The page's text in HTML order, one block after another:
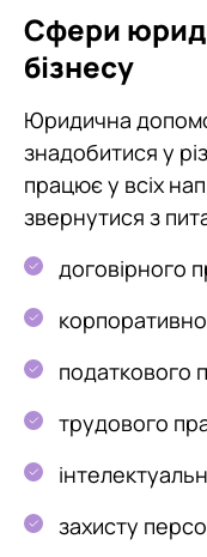
Сфери
бізнесу
Юридична
знадобитися у
працює у всіх
звернутися з
договірного
податкового
трудового
захисту